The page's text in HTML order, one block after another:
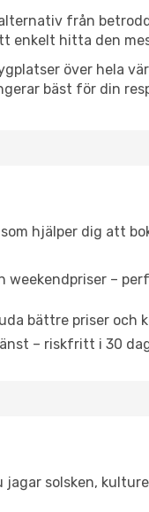
från
enkelt hitta den
över hela
bäst för din
hjälper dig att
weekendpriser –
bättre priser och
– riskfritt i 30
solsken,